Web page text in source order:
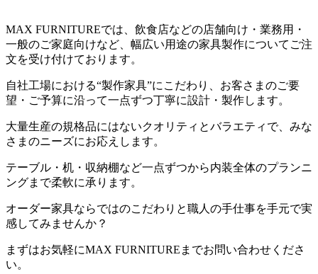
MAX FURNITUREでは、飲食店などの店舗向け・業務用・
一般のご家庭向けなど、幅広い用途の家具製作についてご注
文を受け付けております。
自社工場における“製作家具”にこだわり、お客さまのご要
望・ご予算に沿って一点ずつ丁寧に設計・製作します。
大量生産の規格品にはないクオリティとバラエティで、みな
さまのニーズにお応えします。
テーブル・机・収納棚など一点ずつから内装全体のプランニ
ングまで柔軟に承ります。
オーダー家具ならではのこだわりと職人の手仕事を手元で実
感してみませんか？
まずはお気軽にMAX FURNITUREまでお問い合わせくださ
い。